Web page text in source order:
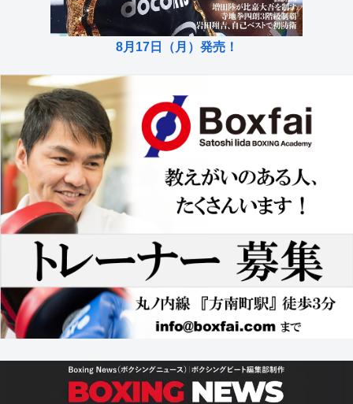
8月17日（月）発売！